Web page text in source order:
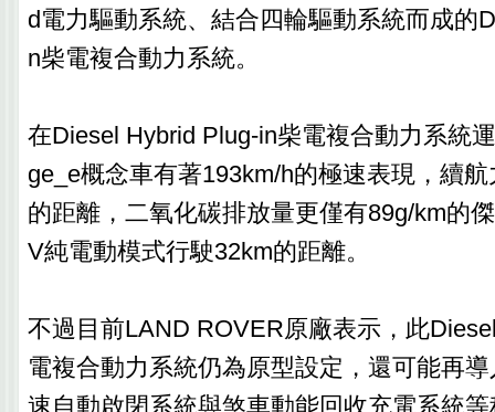
d電力驅動系統、結合四輪驅動系統而成的
n柴電複合動力系統。
在Diesel Hybrid Plug-in柴電複合動力系統
ge_e概念車有著193km/h的極速表現，續
的距離，二氧化碳排放量更僅有89g/km的
V純電動模式行駛32km的距離。
不過目前LAND ROVER原廠表示，此
電複合動力系統仍為原型設定，還可能再
速自動啟閉系統與煞車動能回收充電系統